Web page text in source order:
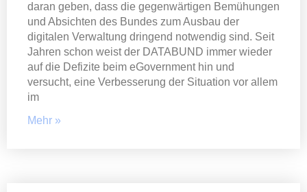
daran geben, dass die gegenwärtigen Bemühungen
und Absichten des Bundes zum Ausbau der
digitalen Verwaltung dringend notwendig sind. Seit
Jahren schon weist der DATABUND immer wieder
auf die Defizite beim eGovernment hin und
versucht, eine Verbesserung der Situation vor allem
im
Mehr »